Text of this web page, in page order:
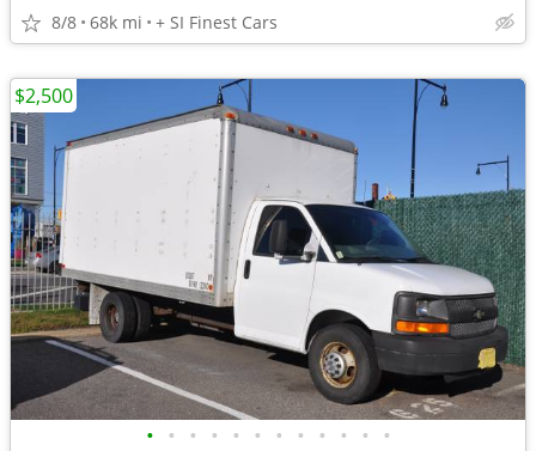
8/8 68k mi + SI Finest Cars
• • • • • • • • • • • •
$2,500